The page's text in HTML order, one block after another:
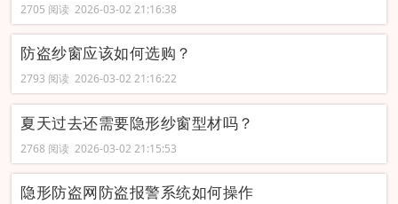
2705 阅读 2026-03-02 21:16:38
防盗纱窗应该如何选购？
2793 阅读 2026-03-02 21:16:22
夏天过去还需要隐形纱窗型材吗？
2768 阅读 2026-03-02 21:15:53
隐形防盗网防盗报警系统如何操作